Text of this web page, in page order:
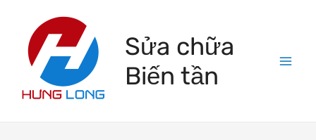
content
Sửa chữa
Biến tần